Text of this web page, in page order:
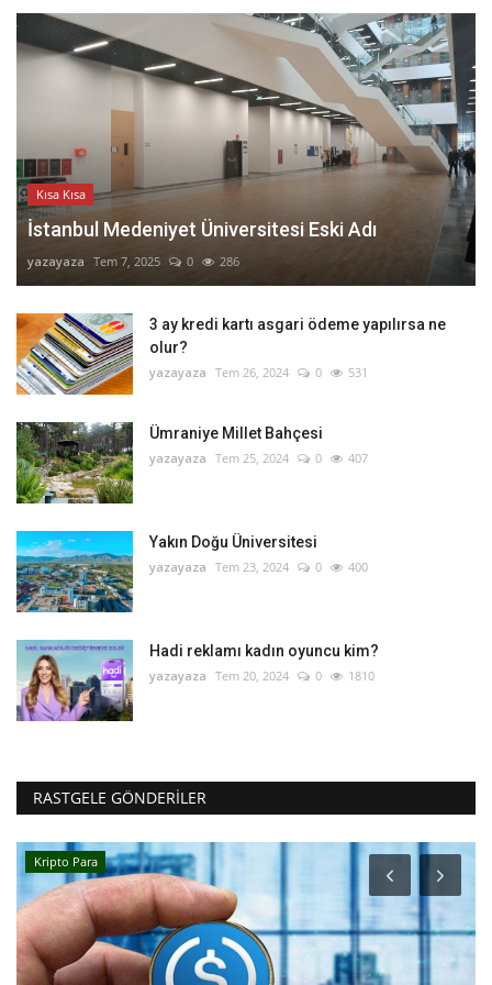
Kısa Kısa
İstanbul Medeniyet Üniversitesi Eski Adı
yazayaza Tem 7, 2025 0 286
3 ay kredi kartı asgari ödeme yapılırsa ne
olur?
yazayaza Tem 26, 2024 0 531
Ümraniye Millet Bahçesi
yazayaza Tem 25, 2024 0 407
Yakın Doğu Üniversitesi
yazayaza Tem 23, 2024 0 400
Hadi reklamı kadın oyuncu kim?
yazayaza Tem 20, 2024 0 1810
RASTGELE GÖNDERILER
Kripto Para